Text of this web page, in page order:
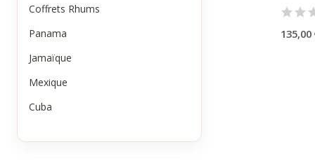
Coffrets Rhums
Panama
Jamaïque
Mexique
Cuba
Santa
Le
135,00